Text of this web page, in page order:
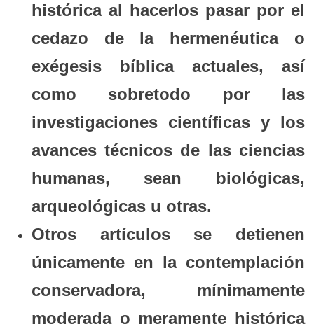
histórica al hacerlos pasar por el
cedazo de la hermenéutica o
exégesis bíblica actuales, así
como sobretodo por las
investigaciones científicas y los
avances técnicos de las ciencias
humanas, sean biológicas,
arqueológicas u otras.
Otros artículos se detienen
únicamente en la contemplación
conservadora, mínimamente
moderada o meramente histórica